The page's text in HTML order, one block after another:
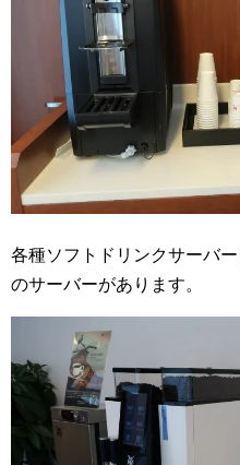
各種ソフトドリンクサーバ
のサーバーがあります。